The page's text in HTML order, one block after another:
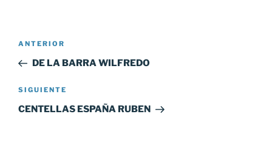
Navegación
entradas
Entrada
anterior:
ANTERIOR
DE LA BARRA WILFREDO
Siguiente
entrada
SIGUIENTE
CENTELLAS ESPAÑA RUBEN